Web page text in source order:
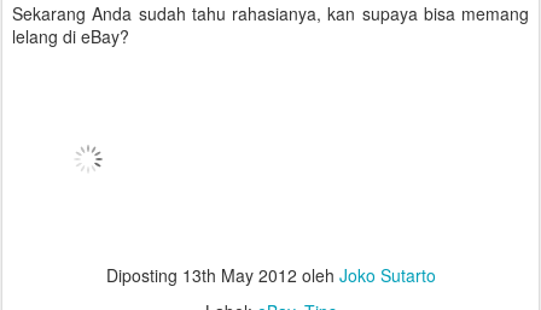
Sekarang Anda sudah tahu rahasianya, kan supaya bisa memang
lelang di eBay?
Diposting 13th May 2012 oleh Joko Sutarto